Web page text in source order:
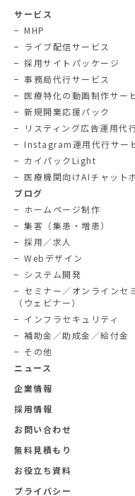
サービス
MHP
ライブ配信サービス
採用サイトパッケージ
事務局代行サービス
医療特化の動画制作サー
新規開業応援パック
リスティング広告運用代
Instagram運用代行サー
カイパックLight
医療機関向けAIチャット
ブログ
ホームページ制作
集客（集患・増患）
採用／求人
Webデザイン
システム開発
セミナー／オンラインセ
（ウェビナー）
インフラセキュリティ
補助金／助成金／給付金
その他
ニュース
企業情報
採用情報
お問い合わせ
無料見積もり
お役立ち資料
プライバシー